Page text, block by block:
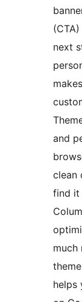
next
and
clean
find it
much
helps